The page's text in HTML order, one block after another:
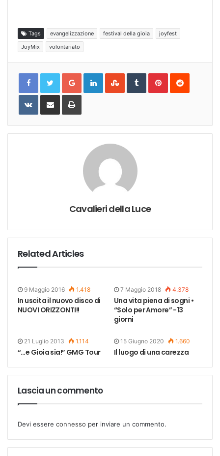
Tags evangelizzazione festival della gioia
joyfest
JoyMix
volontariato
Google+LinkedInStumbleUpon
TumblrPinterestReddit
VKontakteShare
Email
Print
Cavalieri della Luce
Related Articles
9 Maggio 2016 1.418
In uscita il nuovo disco di
NUOVI ORIZZONTI!!
7 Maggio 2018 4.378
Una vita piena di sogni •
“Solo per Amore” -13
giorni
21 Luglio 2013 1.114
“…e Gioia sia!” GMG Tour
15 Giugno 2020 1.660
Il luogo di una carezza
Lascia un commento
Devi essere connesso per inviare un commento.